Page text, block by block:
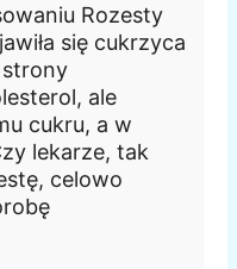
Rozesty
się cukrzyca
strony
ale
cukru, a w
lekarze, tak
celowo